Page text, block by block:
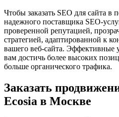
Чтобы заказать SEO для сайта в
надежного поставщика SEO-
проверенной репутацией,
стратегией, адаптированной к
вашего веб-сайта. Эффективные
вам достичь более высоких
больше органического трафика.
Заказать
Ecosia в Москве